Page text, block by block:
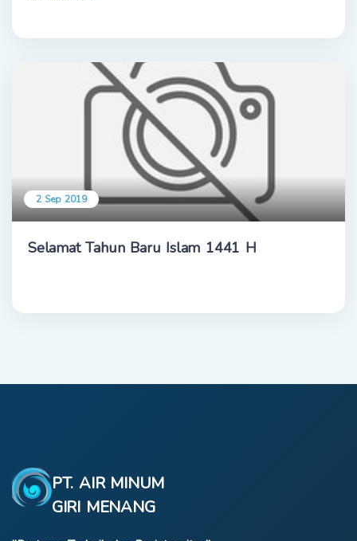
2 Sep 2019
Selamat Tahun Baru Islam 1441 H
PT. AIR MINUM
GIRI MENANG